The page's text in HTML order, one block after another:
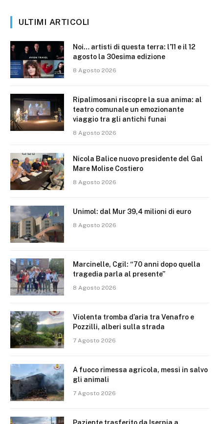
ULTIMI ARTICOLI
Noi… artisti di questa terra: l’11 e il 12
agosto la 30esima edizione
8 Agosto 2026
Ripalimosani riscopre la sua anima: al
teatro comunale un emozionante
viaggio tra gli antichi funai
8 Agosto 2026
Nicola Balice nuovo presidente del Gal
Mare Molise Costiero
8 Agosto 2026
Unimol: dal Mur 39,4 milioni di euro
8 Agosto 2026
Marcinelle, Cgil: “70 anni dopo quella
tragedia parla al presente”
8 Agosto 2026
Violenta tromba d’aria tra Venafro e
Pozzilli, alberi sulla strada
7 Agosto 2026
A fuoco rimessa agricola, messi in salvo
gli animali
7 Agosto 2026